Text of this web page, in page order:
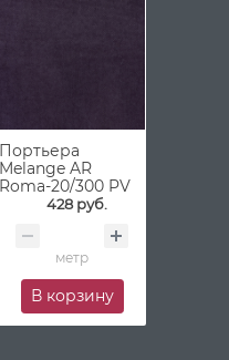
Портьера
Melange AR
Roma-20/300 PV
428 руб.
метр
В корзину